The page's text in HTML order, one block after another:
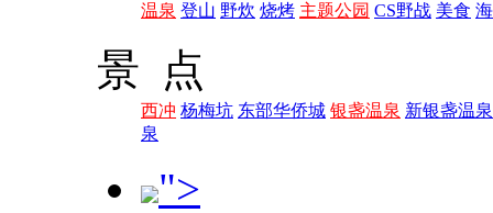
温泉 登山 野炊 烧烤 主题公园 CS野战 美食
景 点
西冲 杨梅坑 东部华侨城 银盏温泉 新银盏温泉
泉
">